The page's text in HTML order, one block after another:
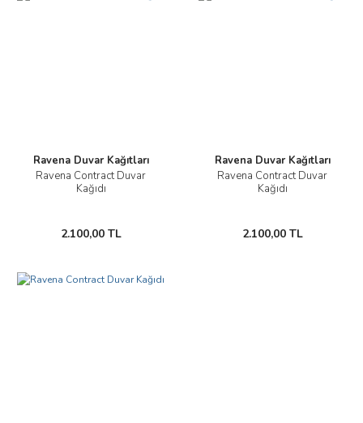
Ravena Duvar Kağıtları
Ravena Contract Duvar
Kağıdı
2.100,00 TL
Ravena Duvar Kağıtları
Ravena Contract Duvar
Kağıdı
2.100,00 TL